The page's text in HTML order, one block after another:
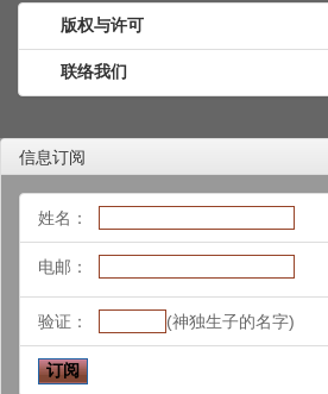
版权与许可
联络我们
信息订阅
姓名：
电邮：
验证： (神独生子的名字)